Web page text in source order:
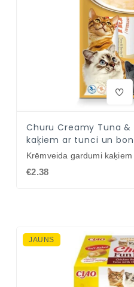
Churu Creamy Tuna
kaķiem ar tunci un
Krēmveida gardumi kaķiem
€2.38
JAUNS